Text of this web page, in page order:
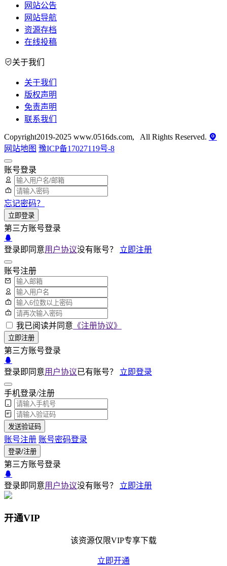
网站公告
网站导航
资源存档
在线投稿
关于我们
关于我们
版权声明
免责声明
联系我们
Copyright2019-2025 www.0516ds.com, All Rights Reserved.
网站地图 豫ICP备17027119号-8
账号登录
忘记密码？
立即登录
第三方账号登录
登录即同意用户协议没有账号？ 立即注册
账号注册
我已阅读并同意 《注册协议》
立即注册
第三方账号登录
登录即同意用户协议已有账号？ 立即登录
手机登录/注册
发送验证码
账号注册 账号密码登录
登录/注册
第三方账号登录
登录即同意用户协议没有账号？ 立即注册
开通VIP
该资源仅限VIP专享下载
立即开通